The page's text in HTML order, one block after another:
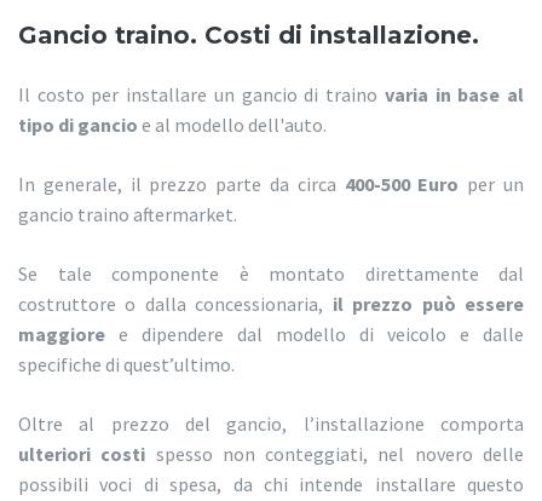
Gancio traino. Costi di installazione.
Il costo per installare un gancio di traino varia in base al
tipo di gancio e al modello dell'auto.
In generale, il prezzo parte da circa 400-500 Euro per un
gancio traino aftermarket.
Se tale componente è montato direttamente dal
costruttore o dalla concessionaria, il prezzo può essere
maggiore e dipendere dal modello di veicolo e dalle
specifiche di quest’ultimo.
Oltre al prezzo del gancio, l’installazione comporta
ulteriori costi spesso non conteggiati, nel novero delle
possibili voci di spesa, da chi intende installare questo